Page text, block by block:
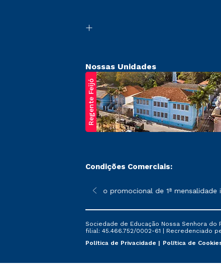
Nossas Unidades
Regente Feijó
Condições Comerciais:
sofrer alterações nos períodos de rematrícula
*A condição promocional de 1ª mensalidade
Sociedade de Educação Nossa Senhora do
filial: 45.466.752/0002-61 | Recredenciado
Política de Privacidade
Política de